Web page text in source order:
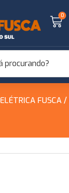
0
ELÉTRICA FUSCA/